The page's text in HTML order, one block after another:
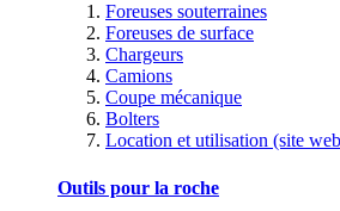
Foreuses souterraines
Foreuses de surface
Chargeurs
Camions
Coupe mécanique
Bolters
Location et utilisation (site
Outils pour la roche